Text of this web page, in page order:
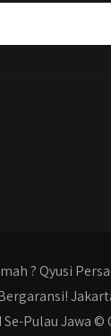
? Qyusi
Pulau Jawa